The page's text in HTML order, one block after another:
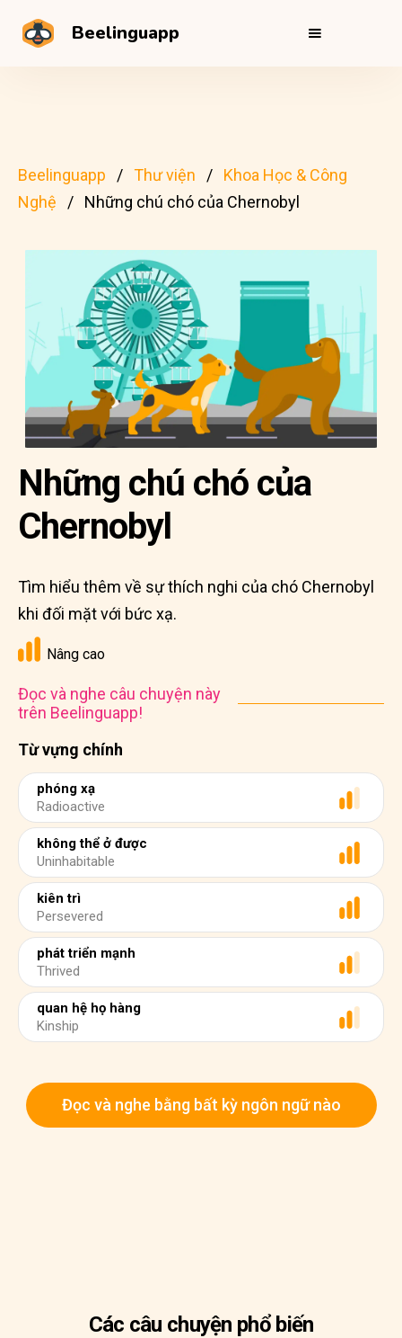
Beelinguapp
Beelinguapp Thư viện
Khoa Học & Công
Nghệ
Những chú chó của Chernobyl
Từ vựng chính
phóng xạ
Radioactive
không thể ở được
Uninhabitable
kiên trì
Persevered
phát triển mạnh
Thrived
quan hệ họ hàng
Kinship
Những chú chó của
Chernobyl
Tìm hiểu thêm về sự thích nghi của chó Chernobyl
khi đối mặt với bức xạ.
Nâng cao
Đọc và nghe câu chuyện này
trên Beelinguapp!
Đọc và nghe bằng bất kỳ ngôn ngữ nào
Các câu chuyện phổ biến